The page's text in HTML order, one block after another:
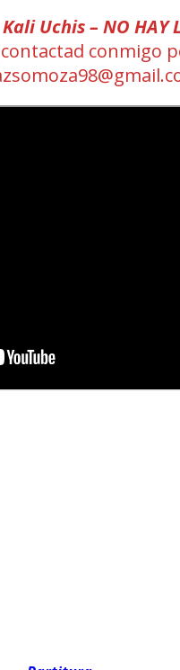
Kali Uchis – NO HAY
conmigo